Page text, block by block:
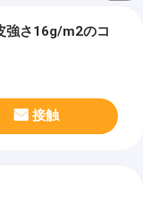
強さ16g/m2のコ
接触